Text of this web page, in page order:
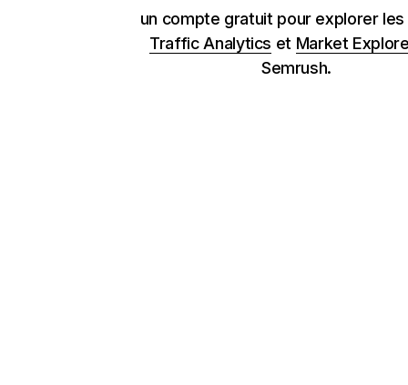
un compte gratuit pour explorer
Traffic Analytics et Market
Semrush.